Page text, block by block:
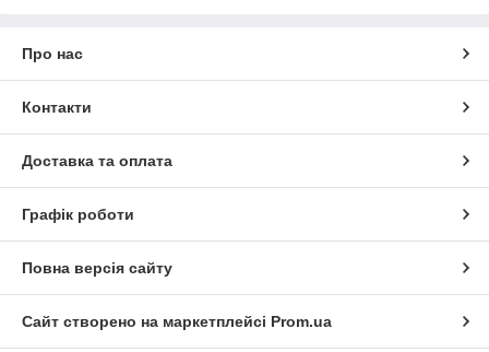
Про нас
Контакти
Доставка та оплата
Графік роботи
Повна версія сайту
Сайт створено на маркетплейсі Prom.ua